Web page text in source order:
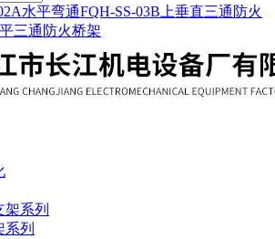
水平弯通FQH-SS-03B上垂直三通防火
三通防火桥架
架系列
系列